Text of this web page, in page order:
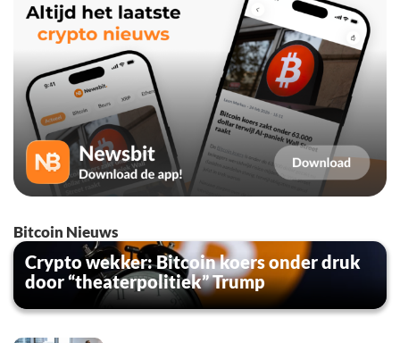
Bitcoin Nieuws
Crypto wekker: Bitcoin koers onder druk
door “theaterpolitiek” Trump